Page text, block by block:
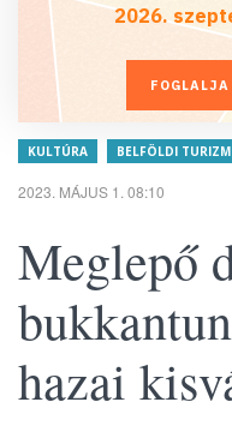
2026.
KULTÚRA BELFÖLDI
2023. MÁJUS 1. 08:10
Meglepő
hazai